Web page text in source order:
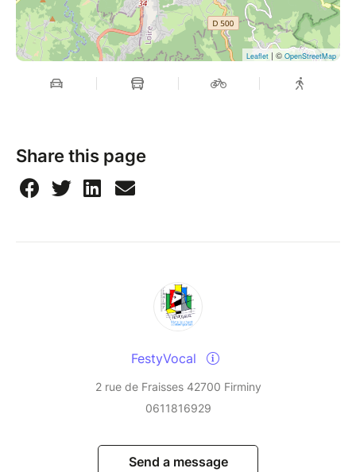
Leaflet | © OpenStreetMap
Share this page
FestyVocal
2 rue de Fraisses 42700 Firminy
0611816929
Send a message